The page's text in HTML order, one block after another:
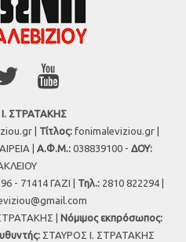
ΣΤΡΑΤΑΚΗΣ
| Τίτλος:fonimaleviziou.gr |
| Α.Φ.Μ.: 038839100 - ΔΟΥ:
- 71414 ΓΑΖΙ | Τηλ.: 2810 822294 |
| Νόμιμος εκπρόσωπος:
ΣΤΑΥΡΟΣ Ι. ΣΤΡΑΤΑΚΗΣ